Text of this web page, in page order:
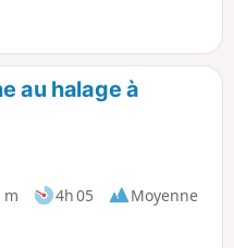
au halage à
m 4h 05
Moyenne